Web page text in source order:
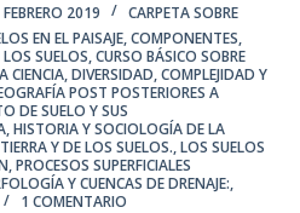
2019
CARPETA SOBRE
EN EL PAISAJE,COMPONENTES,
SUELOS,CURSO BÁSICO SOBRE
CIENCIA,DIVERSIDAD, COMPLEJIDAD Y
POST POSTERIORES A
DE SUELO Y SUS
HISTORIA Y SOCIOLOGÍA DE LA
Y DE LOS SUELOS.,LOS SUELOS
,PROCESOS SUPERFICIALES
Y CUENCAS DE DRENAJE:,
1 COMENTARIO